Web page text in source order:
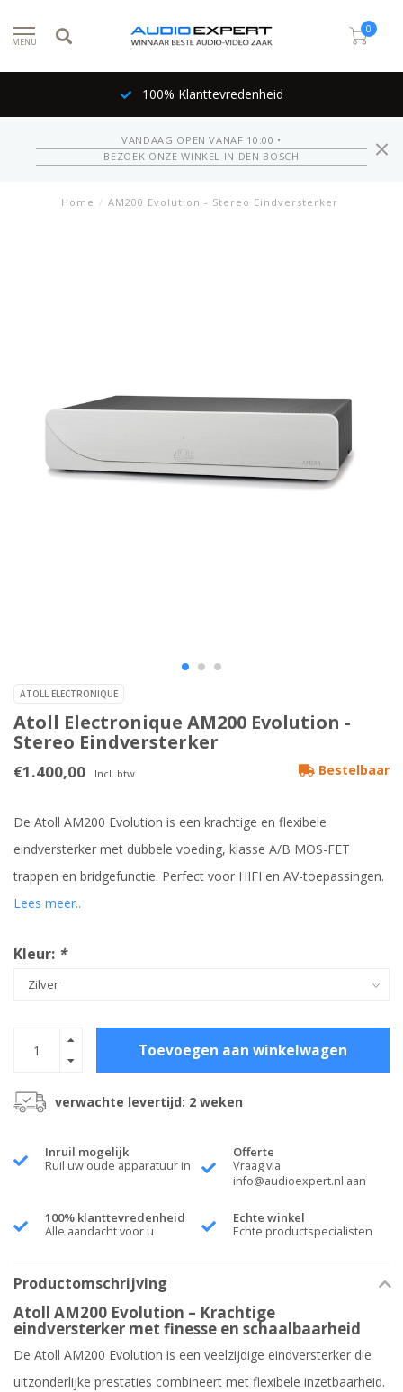
MENU
0
100% Klanttevredenheid
VANDAAG OPEN VANAF 10:00 •
BEZOEK ONZE WINKEL IN DEN BOSCH
Home / AM200 Evolution - Stereo Eindversterker
ATOLL ELECTRONIQUE
Atoll Electronique AM200 Evolution -
Stereo Eindversterker
€1.400,00 Incl. btw Bestelbaar
De Atoll AM200 Evolution is een krachtige en flexibele
eindversterker met dubbele voeding, klasse A/B MOS-FET
trappen en bridgefunctie. Perfect voor HIFI en AV-toepassingen.
Lees meer..
Kleur: *
Toevoegen aan winkelwagen
verwachte levertijd: 2 weken
Inruil mogelijk
Ruil uw oude apparatuur in
Offerte
Vraag via
info@audioexpert.nl aan
100% klanttevredenheid
Alle aandacht voor u
Echte winkel
Echte productspecialisten
Productomschrijving
Atoll AM200 Evolution – Krachtige
eindversterker met finesse en schaalbaarheid
De Atoll AM200 Evolution is een veelzijdige eindversterker die
uitzonderlijke prestaties combineert met flexibele inzetbaarheid.